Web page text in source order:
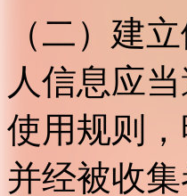
（二）建
人信息应
使用规则
并经被收集